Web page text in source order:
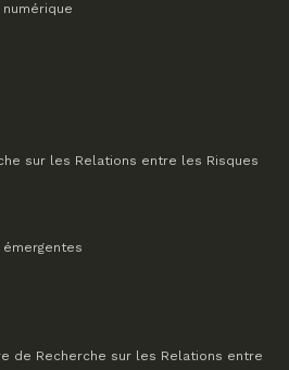
sur les Relations entre les Risques
émergentes
de Recherche sur les Relations entre